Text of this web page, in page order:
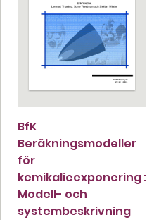
BfK
Beräkningsmodeller
för
kemikalieexponering :
Modell- och
systembeskrivning